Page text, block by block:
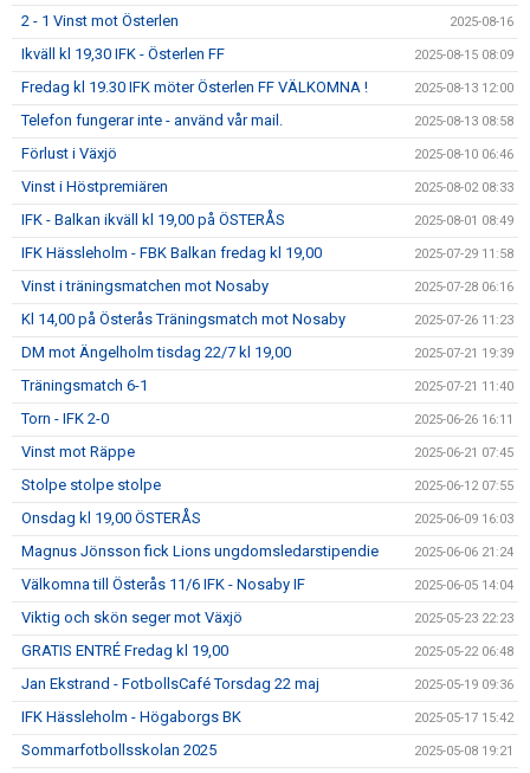
2 - 1 Vinst mot Österlen 2025-08-16
Ikväll kl 19,30 IFK - Österlen FF 2025-08-15 08:09
Fredag kl 19.30 IFK möter Österlen FF VÄLKOMNA ! 2025-08-13 12:00
Telefon fungerar inte - använd vår mail. 2025-08-13 08:58
Förlust i Växjö 2025-08-10 06:46
Vinst i Höstpremiären 2025-08-02 08:33
IFK - Balkan ikväll kl 19,00 på ÖSTERÅS 2025-08-01 08:49
IFK Hässleholm - FBK Balkan fredag kl 19,00 2025-07-29 11:58
Vinst i träningsmatchen mot Nosaby 2025-07-28 06:16
Kl 14,00 på Österås Träningsmatch mot Nosaby 2025-07-26 11:23
DM mot Ängelholm tisdag 22/7 kl 19,00 2025-07-21 19:39
Träningsmatch 6-1 2025-07-21 11:40
Torn - IFK 2-0 2025-06-26 16:11
Vinst mot Räppe 2025-06-21 07:45
Stolpe stolpe stolpe 2025-06-12 07:55
Onsdag kl 19,00 ÖSTERÅS 2025-06-09 16:03
Magnus Jönsson fick Lions ungdomsledarstipendie 2025-06-06 21:24
Välkomna till Österås 11/6 IFK - Nosaby IF 2025-06-05 14:04
Viktig och skön seger mot Växjö 2025-05-23 22:23
GRATIS ENTRÉ Fredag kl 19,00 2025-05-22 06:48
Jan Ekstrand - FotbollsCafé Torsdag 22 maj 2025-05-19 09:36
IFK Hässleholm - Högaborgs BK 2025-05-17 15:42
Sommarfotbollsskolan 2025 2025-05-08 19:21